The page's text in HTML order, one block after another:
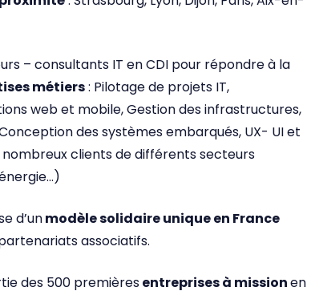
– consultants IT en CDI pour répondre à la
métiers: Pilotage de projets IT,
web et mobile, Gestion des infrastructures,
des systèmes embarqués, UX- UI et
clients de différents secteurs
d’unmodèle solidaire unique en France
associatifs.
des 500 premièresentreprises à missionen